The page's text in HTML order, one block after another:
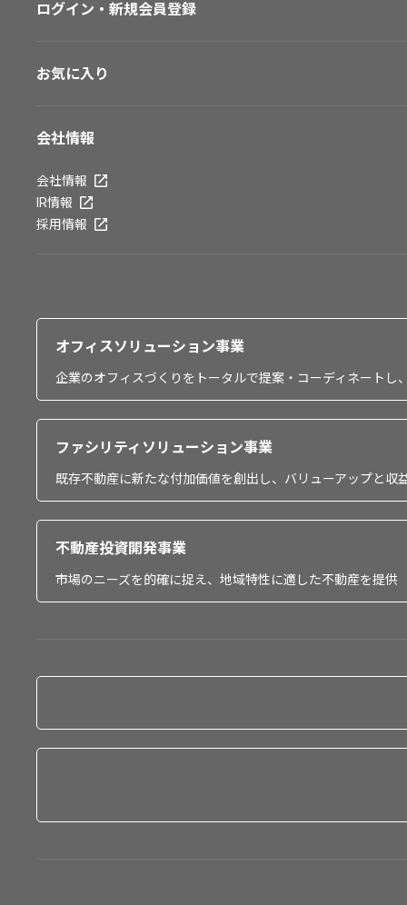
ログイン・新規会員登録
お気に入り
会社情報
会社情報
IR情報
採用情報
オフィスソリューション事業
企業のオフィスづくりをトータルで提案・コーディネート
ファシリティソリューション事業
既存不動産に新たな付加価値を創出し、バリューアップと収
不動産投資開発事業
市場のニーズを的確に捉え、地域特性に適した不動産を提供